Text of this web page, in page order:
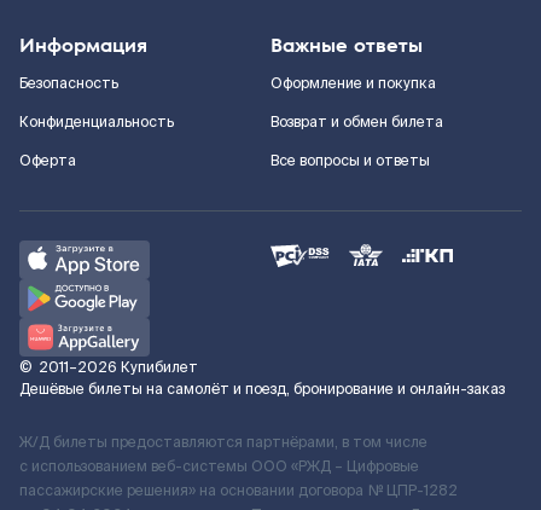
Информация
Безопасность
Конфиденциальность
Оферта
Важные ответы
Оформление и покупка
Возврат и обмен билета
Все вопросы и ответы
© 2011–2026 Купибилет
Дешёвые билеты на самолёт и поезд, бронирование и онлайн-заказ
Ж/Д билеты предоставляются партнёрами, в том числе
с использованием веб-системы ООО «РЖД – Цифровые
пассажирские решения» на основании договора № ЦПР-1282